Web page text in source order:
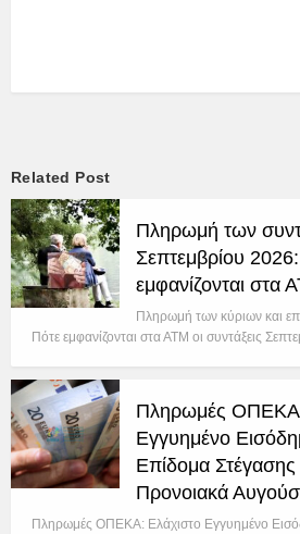
Related Post
Πληρωμή των
Σεπτεμβρίου
εμφανίζονται στα
Πληρωμή των κύριων και
Πότε εμφανίζονται στα ΑΤΜ οι συντάξεις
Πληρωμές ΟΠΕΚΑ:
Εγγυημένο
Επίδομα Στέγασης
Προνοιακά
Πληρωμές ΟΠΕΚΑ: Ελάχιστο Εγγυημένο